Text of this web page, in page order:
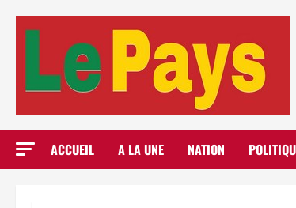
ACCUEIL A LA UNE NATION